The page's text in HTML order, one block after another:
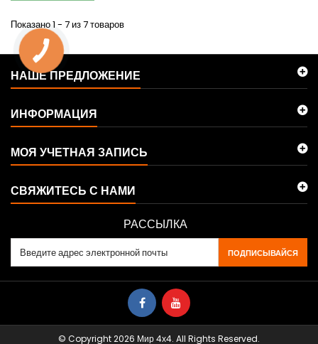
Показано 1 - 7 из 7 товаров
НАШЕ ПРЕДЛОЖЕНИЕ
ИНФОРМАЦИЯ
© Copyright 2026 Мир 4х4. All Rights Reserved.
МОЯ УЧЕТНАЯ ЗАПИСЬ
СВЯЖИТЕСЬ С НАМИ
РАССЫЛКА
ПОДПИСЫВАЙСЯ